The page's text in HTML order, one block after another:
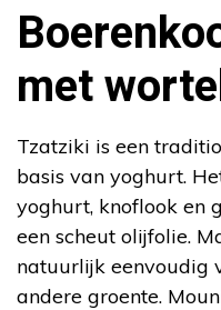
met
Tzatziki is een
basis van yoghurt.
yoghurt, knoflook en
een scheut olijfolie.
natuurlijk eenvoudig
andere groente.